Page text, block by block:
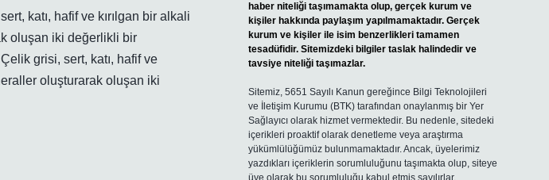
katı, hafif ve kırılgan bir alkali
oluşan iki değerlikli bir
grisi, sert, katı, hafif ve
oluşturarak oluşan iki
haber niteliği taşımamakta olup, gerçek kurum ve
kişiler hakkında paylaşım yapılmamaktadır. Gerçek
kurum ve kişiler ile isim benzerlikleri tamamen
tesadüfidir. Sitemizdeki bilgiler taslak halindedir ve
tavsiye niteliği taşımazlar.
Sitemiz, 5651 Sayılı Kanun gereğince Bilgi Teknolojileri
ve İletişim Kurumu (BTK) tarafından onaylanmış bir Yer
Sağlayıcı olarak hizmet vermektedir. Bu nedenle, sitedeki
içerikleri proaktif olarak denetleme veya araştırma
yükümlülüğümüz bulunmamaktadır. Ancak, üyelerimiz
yazdıkları içeriklerin sorumluluğunu taşımakta olup, siteye
üye olarak bu sorumluluğu kabul etmiş sayılırlar.